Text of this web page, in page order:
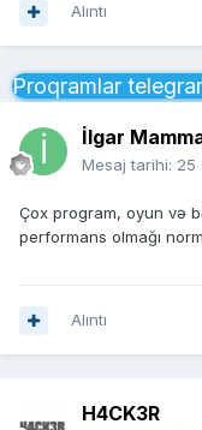
Alıntı
Proqramlar
İlgar
Mesaj tarihi: 25
Çox program, oyun və
performans olmağı
Alıntı
H4CK3R